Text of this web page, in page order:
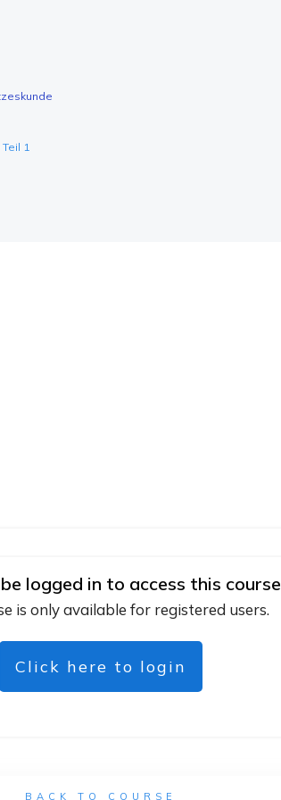
1
logged in to access this course
is only available for registered users.
Click here to login
BACK TO COURSE